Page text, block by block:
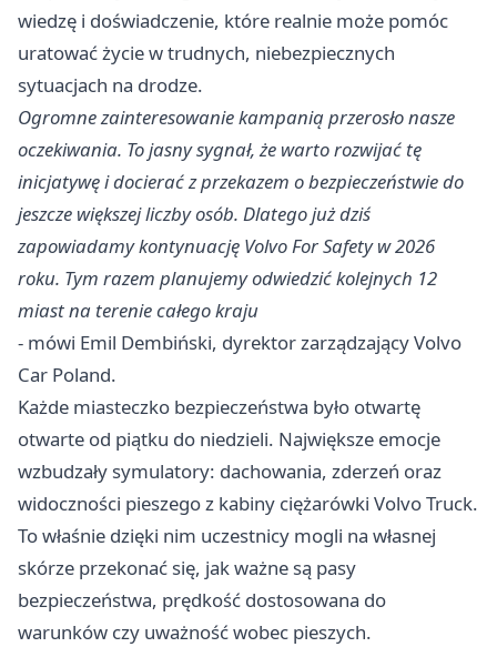
wiedzę i doświadczenie, które realnie może pomóc
uratować życie w trudnych, niebezpiecznych
sytuacjach na drodze.
Ogromne zainteresowanie kampanią przerosło nasze
oczekiwania. To jasny sygnał, że warto rozwijać tę
inicjatywę i docierać z przekazem o bezpieczeństwie do
jeszcze większej liczby osób. Dlatego już dziś
zapowiadamy kontynuację Volvo For Safety w 2026
roku. Tym razem planujemy odwiedzić kolejnych 12
miast na terenie całego kraju
- mówi Emil Dembiński, dyrektor zarządzający Volvo
Car Poland.
Każde miasteczko bezpieczeństwa było otwartę
otwarte od piątku do niedzieli. Największe emocje
wzbudzały symulatory: dachowania, zderzeń oraz
widoczności pieszego z kabiny ciężarówki Volvo Truck.
To właśnie dzięki nim uczestnicy mogli na własnej
skórze przekonać się, jak ważne są pasy
bezpieczeństwa, prędkość dostosowana do
warunków czy uważność wobec pieszych.